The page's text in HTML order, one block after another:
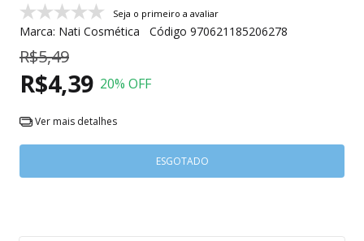
Seja o primeiro a avaliar
Marca: Nati Cosmética Código 970621185206278
R$5,49
R$4,39 20% OFF
Ver mais detalhes